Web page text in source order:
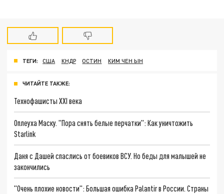
ТЕГИ: США КНДР ОСТИН КИМ ЧЕН ЫН
ЧИТАЙТЕ ТАКЖЕ:
Технофашисты XXI века
Оплеуха Маску. "Пора снять белые перчатки": Как уничтожить
Starlink
Даня с Дашей спаслись от боевиков ВСУ. Но беды для малышей не
закончились
"Очень плохие новости": Большая ошибка Palantir в России. Страны